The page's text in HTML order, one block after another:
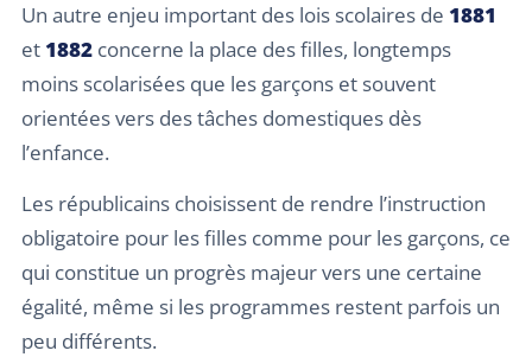
Un autre enjeu important des lois scolaires de 1881
et 1882 concerne la place des filles, longtemps
moins scolarisées que les garçons et souvent
orientées vers des tâches domestiques dès
l’enfance.
Les républicains choisissent de rendre l’instruction
obligatoire pour les filles comme pour les garçons, ce
qui constitue un progrès majeur vers une certaine
égalité, même si les programmes restent parfois un
peu différents.